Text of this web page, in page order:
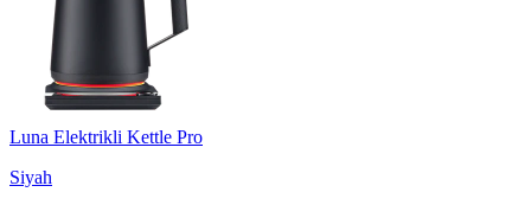
Luna Elektrikli Kettle Pro
Siyah